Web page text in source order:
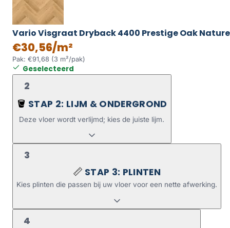
Vario Visgraat Dryback 4400 Prestige Oak
€30,56/m²
Pak: €91,68 (3 m²/pak)
Geselecteerd
2
🪣 STAP 2: LIJM & ONDERGROND
Deze vloer wordt verlijmd; kies de juiste lijm.
3
📏 STAP 3: PLINTEN
Kies plinten die passen bij uw vloer voor een nette afwerking.
4